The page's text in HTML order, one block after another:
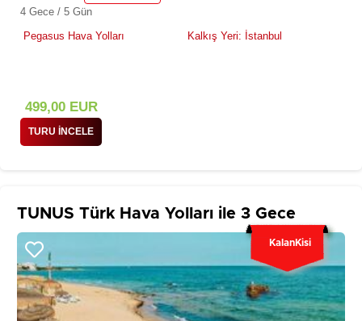
4 Gece / 5 Gün
Pegasus Hava Yolları
Kalkış Yeri: İstanbul
499,00EUR
TURU İNCELE
TUNUS Türk Hava Yolları ile 3 Gece
KalanKisi